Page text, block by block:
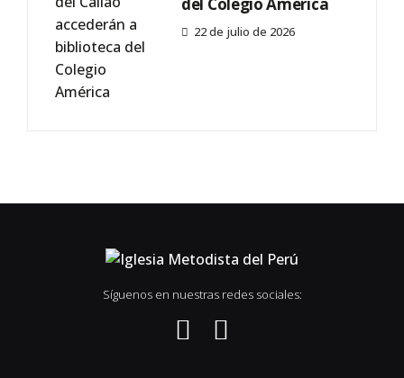
del Colegio América
22 de julio de 2026
Síguenos en nuestras redes sociales: